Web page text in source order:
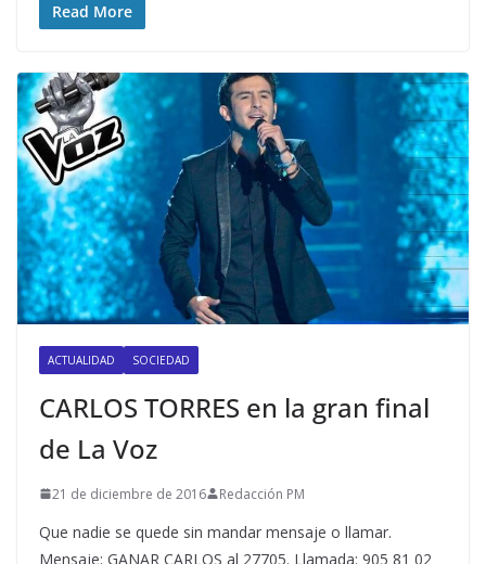
Read More
ACTUALIDAD SOCIEDAD
CARLOS TORRES en la gran final
de La Voz
21 de diciembre de 2016 Redacción PM
Que nadie se quede sin mandar mensaje o llamar.
Mensaje: GANAR CARLOS al 27705. Llamada: 905 81 02